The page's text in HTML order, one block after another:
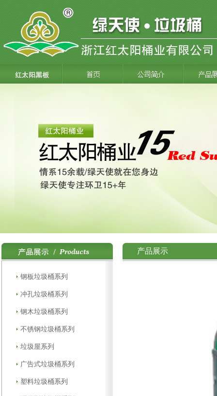
产品展示
钢板垃圾桶系列
冲孔垃圾桶系列
钢木垃圾桶系列
不锈钢垃圾桶系列
垃圾屋系列
广告式垃圾桶系列
塑料垃圾桶系列